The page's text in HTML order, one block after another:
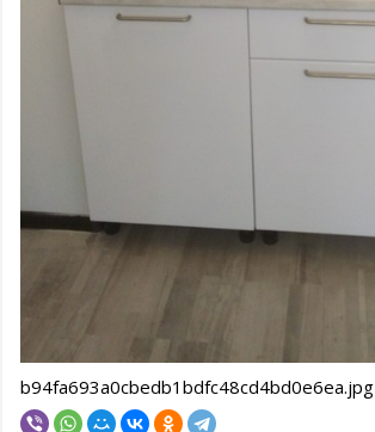
b94fa693a0cbedb1bdfc48cd4bd0e6ea.jpg